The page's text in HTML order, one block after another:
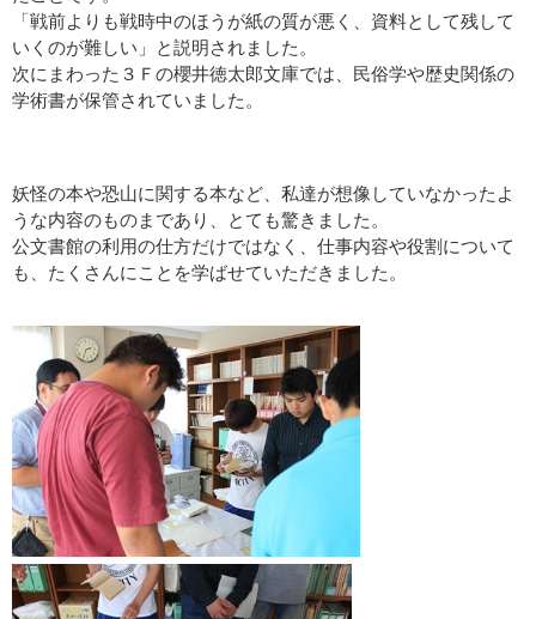
「戦前よりも戦時中のほうが紙の質が悪く、資料として残して
いくのが難しい」と説明されました。
次にまわった３Ｆの櫻井徳太郎文庫では、民俗学や歴史関係の
学術書が保管されていました。
妖怪の本や恐山に関する本など、私達が想像していなかったよ
うな内容のものまであり、とても驚きました。
公文書館の利用の仕方だけではなく、仕事内容や役割について
も、たくさんにことを学ばせていただきました。